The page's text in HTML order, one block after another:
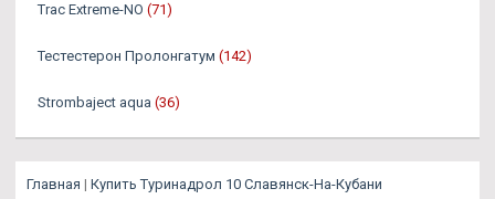
Trac Extreme-NO (71)
Тестестерон Пролонгатум (142)
Strombaject aqua (36)
Главная | Купить Туринадрол 10 Славянск-На-Кубани